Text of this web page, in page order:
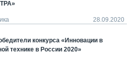
28.09.2020
конкурса «Инновации в
технике в России 2020»